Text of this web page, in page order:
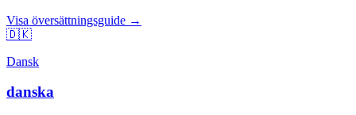
Visa översättningsguide →
🇩🇰
Dansk
danska